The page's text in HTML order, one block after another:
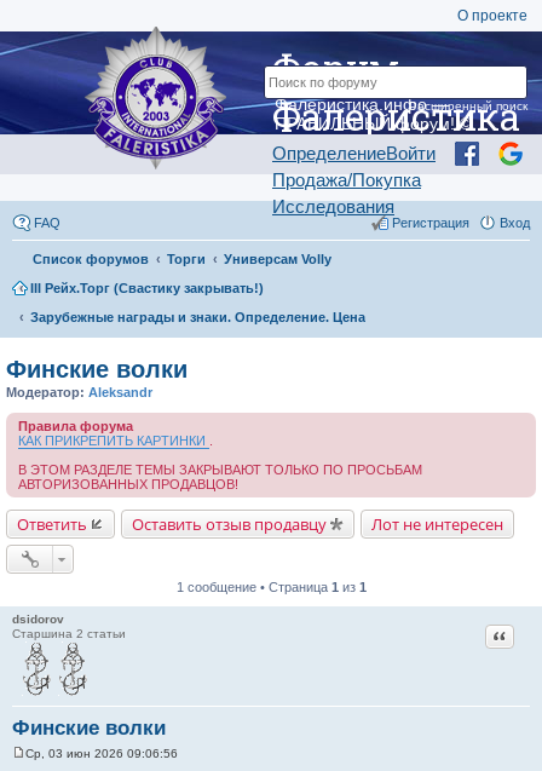
О проекте
Форум
Фалеристика
Фалеристика.инфо —
ПРАВИЛЬНЫЙ форум! ©
Определение
Продажа/Покупка
Исследования
Войти
Расширенный поиск
FAQ Вход
Регистрация
Список форумов Торги
Универсам Volly
III Рейх.Торг (Свастику закрывать!)
Зарубежные награды и знаки. Определение. Цена
Финские волки
Модератор: Aleksandr
Правила форума
КАК ПРИКРЕПИТЬ КАРТИНКИ
В ЭТОМ РАЗДЕЛЕ ТЕМЫ ЗАКРЫВАЮТ ТОЛЬКО ПО ПРОСЬБАМ
АВТОРИЗОВАННЫХ ПРОДАВЦОВ!
Ответить Оставить отзыв продавцу Лот не интересен
1 сообщение • Страница 1 из 1
dsidorov
Старшина 2 статьи
Финские волки
Ср, 03 июн 2026 09:06:56